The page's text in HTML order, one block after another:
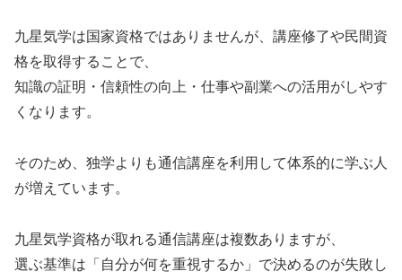
九星気学は国家資格ではありませんが、講座修了や民間資
格を取得することで、
知識の証明・信頼性の向上・仕事や副業への活用がしやす
くなります。
そのため、独学よりも通信講座を利用して体系的に学ぶ人
が増えています。
九星気学資格が取れる通信講座は複数ありますが、
選ぶ基準は「自分が何を重視するか」で決めるのが失敗し